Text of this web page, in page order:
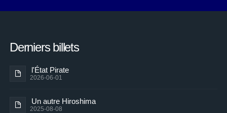
Derniers billets
l'État Pirate
2026-06-01
Un autre Hiroshima
2025-08-08